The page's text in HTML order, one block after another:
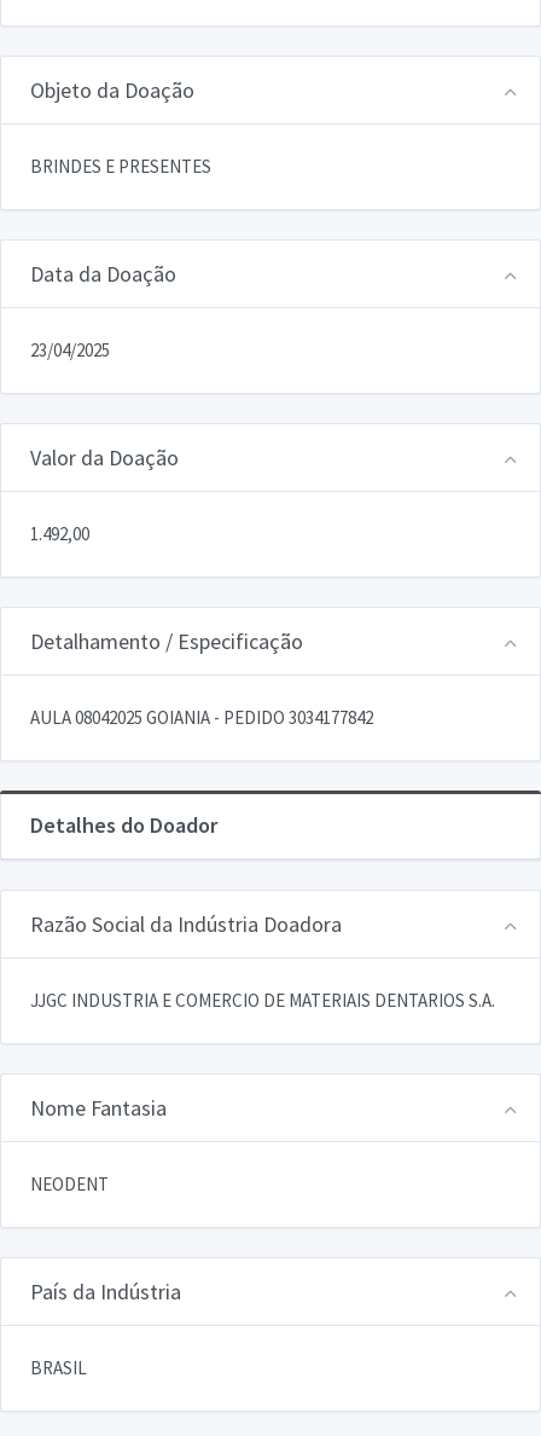
Objeto da Doação
BRINDES E PRESENTES
Data da Doação
23/04/2025
Valor da Doação
1.492,00
Detalhamento / Especificação
AULA 08042025 GOIANIA - PEDIDO 3034177842
Detalhes do Doador
Razão Social da Indústria Doadora
JJGC INDUSTRIA E COMERCIO DE MATERIAIS DENTARIOS S.A.
Nome Fantasia
NEODENT
País da Indústria
BRASIL